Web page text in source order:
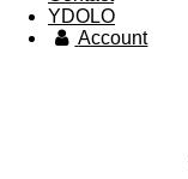
YDOLO
Account